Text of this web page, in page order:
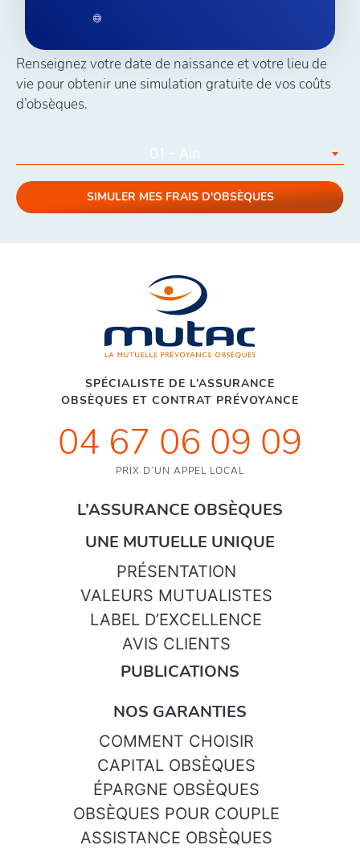
Simuler vos coûts obsèques
Renseignez votre date de naissance et votre lieu de
vie pour obtenir une simulation gratuite de vos coûts
d’obsèques.
01 - Ain
SIMULER MES FRAIS D'OBSÈQUES
SPÉCIALISTE DE L’ASSURANCE
OBSÈQUES ET CONTRAT PRÉVOYANCE
04 67 06 09 09
PRIX D’UN APPEL LOCAL
L’ASSURANCE OBSÈQUES
UNE MUTUELLE UNIQUE
PRÉSENTATION
VALEURS MUTUALISTES
LABEL D’EXCELLENCE
AVIS CLIENTS
PUBLICATIONS
NOS GARANTIES
COMMENT CHOISIR
CAPITAL OBSÈQUES
ÉPARGNE OBSÈQUES
OBSÈQUES POUR COUPLE
ASSISTANCE OBSÈQUES